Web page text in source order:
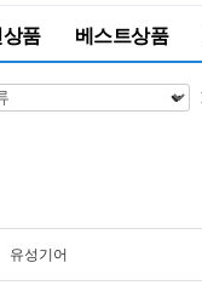
품 베스트상품
유성기어